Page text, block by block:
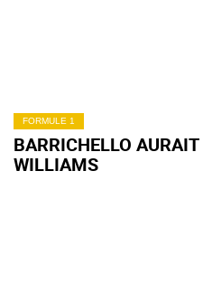
FORMULE 1
BARRICHELLO
WILLIAMS